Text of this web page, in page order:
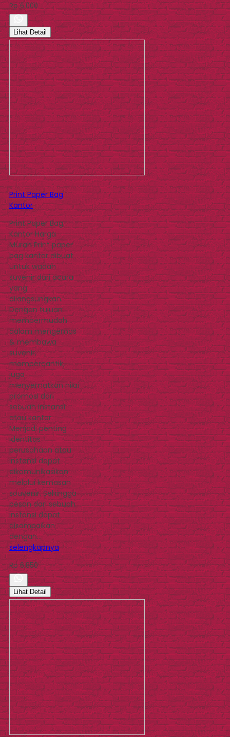
Rp 6.000
Lihat Detail
Print Paper Bag
Kantor
Print Paper Bag
Kantor Harga
Murah Print paper
bag kantor dibuat
untuk wadah
suvenir dari acara
yang
dilangsungkan.
Dengan tujuan
mempermudah
dalam mengemas
& membawa
suvenir,
mempercantik,
juga
menyematkan nilai
promosi dari
sebuah instansi
atau kantor.
Menjadi penting
identitas
perusahaan atau
instansi dapat
dikomunikasikan
melalui kemasan
souvenir. Sehingga
pesan dari sebuah
instansi dapat
disampaikan
dengan…
selengkapnya
Rp 6.850
Lihat Detail